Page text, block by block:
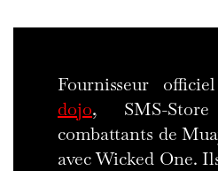
Fournisseur
dojo, SMS-
combattants de
avec Wicked One.